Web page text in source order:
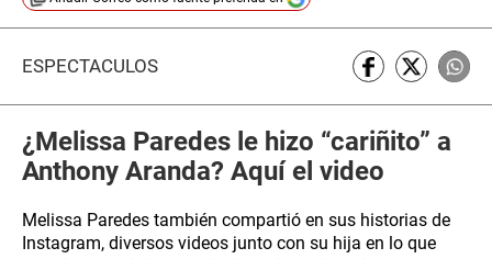
ESPECTÁCULOS
¿Melissa Paredes le hizo “cariñito” a
Anthony Aranda? Aquí el video
Melissa Paredes también compartió en sus historias de
Instagram, diversos videos junto con su hija en lo que